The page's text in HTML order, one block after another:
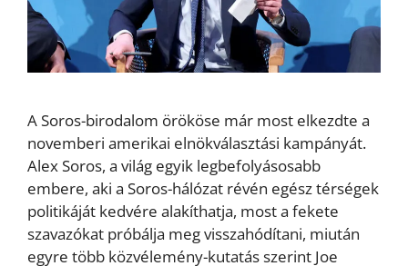
A Soros-birodalom örököse már most elkezdte a
novemberi amerikai elnökválasztási kampányát.
Alex Soros, a világ egyik legbefolyásosabb
embere, aki a Soros-hálózat révén egész térségek
politikáját kedvére alakíthatja, most a fekete
szavazókat próbálja meg visszahódítani, miután
egyre több közvélemény-kutatás szerint Joe